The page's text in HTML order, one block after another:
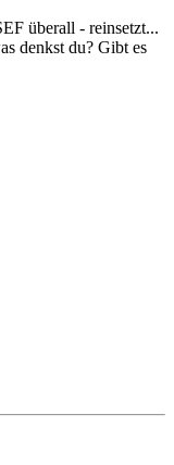
überall - reinsetzt...
denkst du? Gibt es